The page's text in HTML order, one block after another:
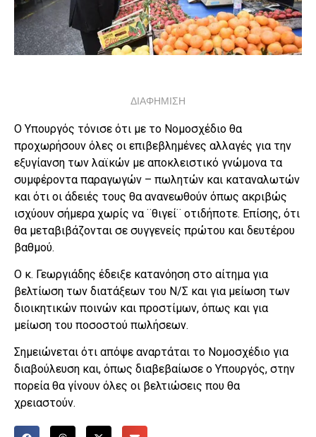
ΔΙΑΦΗΜΙΣΗ
Ο Υπουργός τόνισε ότι με το Νομοσχέδιο θα
προχωρήσουν όλες οι επιβεβλημένες αλλαγές για την
εξυγίανση των λαϊκών με αποκλειστικό γνώμονα τα
συμφέροντα παραγωγών – πωλητών και καταναλωτών
και ότι οι άδειές τους θα ανανεωθούν όπως ακριβώς
ισχύουν σήμερα χωρίς να ¨θιγεί¨ οτιδήποτε. Επίσης, ότι
θα μεταβιβάζονται σε συγγενείς πρώτου και δευτέρου
βαθμού.
Ο κ. Γεωργιάδης έδειξε κατανόηση στο αίτημα για
βελτίωση των διατάξεων του Ν/Σ και για μείωση των
διοικητικών ποινών και προστίμων, όπως και για
μείωση του ποσοστού πωλήσεων.
Σημειώνεται ότι απόψε αναρτάται το Νομοσχέδιο για
διαβούλευση και, όπως διαβεβαίωσε ο Υπουργός, στην
πορεία θα γίνουν όλες οι βελτιώσεις που θα
χρειαστούν.